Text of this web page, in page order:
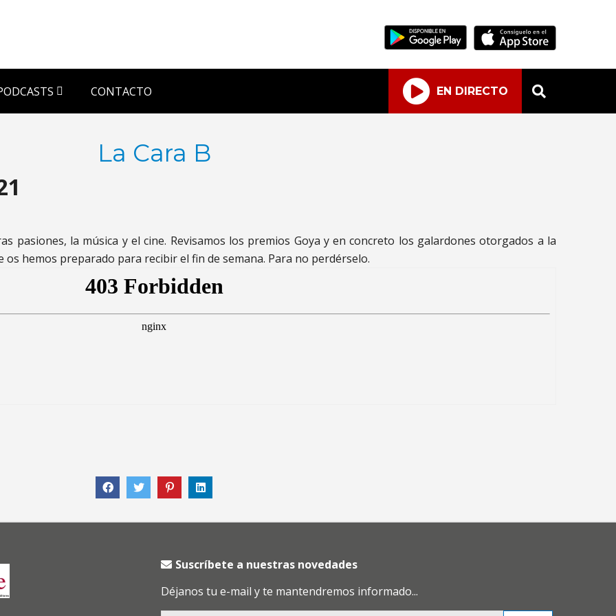
CONTACTO EN DIRECTO
La Cara B
pasiones, la música y el cine. Revisamos los premios Goya y en concreto los galardones otorgados a la
os hemos preparado para recibir el fin de semana. Para no perdérselo.
Suscríbete a nuestras novedades
Déjanos tu e-mail y te mantendremos informado...